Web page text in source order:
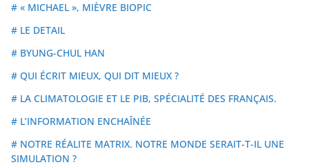
# « MICHAEL », MIÈVRE BIOPIC
# LE DETAIL
# BYUNG-CHUL HAN
# QUI ÉCRIT MIEUX, QUI DIT MIEUX ?
# LA CLIMATOLOGIE ET LE PIB, SPÉCIALITÉ DES FRANÇAIS.
# L’INFORMATION ENCHAÎNÉE
# NOTRE RÉALITE MATRIX. NOTRE MONDE SERAIT-T-IL UNE
SIMULATION ?